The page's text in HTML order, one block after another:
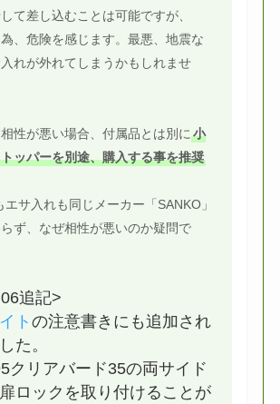
て差し込むことは可能ですが、
、危険を感じます。最悪、地震な
れが外れてしまうかもしれませ
性が悪い場合、付属品とは別に小
ッパーを別途、購入する事を推奨
エサ入れも同じメーカー「SANKO」
ず、なぜ相性が悪いのか疑問で
追記>
トの注意書きにも追加され
た。
クリアバード35の両サイド
ロックを取り付けることが